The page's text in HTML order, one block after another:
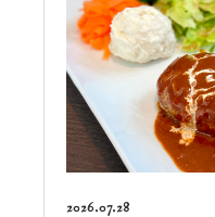
2026.07.28